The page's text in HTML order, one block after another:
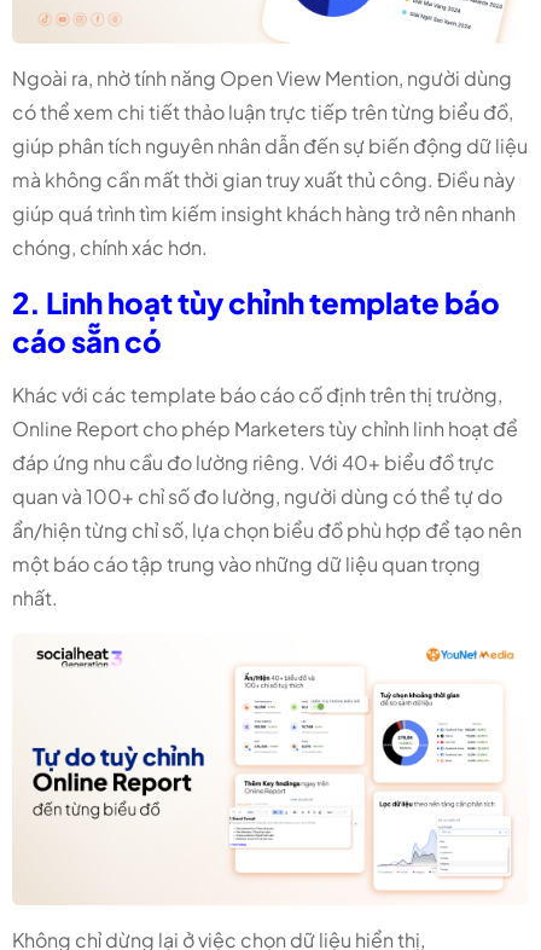
Ngoài ra, nhờ tính năng Open View Mention, người dùng
có thể xem chi tiết thảo luận trực tiếp trên từng biểu đồ,
giúp phân tích nguyên nhân dẫn đến sự biến động dữ liệu
mà không cần mất thời gian truy xuất thủ công. Điều này
giúp quá trình tìm kiếm insight khách hàng trở nên nhanh
chóng, chính xác hơn.
2. Linh hoạt tùy chỉnh template báo
cáo sẵn có
Khác với các template báo cáo cố định trên thị trường,
Online Report cho phép Marketers tùy chỉnh linh hoạt để
đáp ứng nhu cầu đo lường riêng. Với 40+ biểu đồ trực
quan và 100+ chỉ số đo lường, người dùng có thể tự do
ẩn/hiện từng chỉ số, lựa chọn biểu đồ phù hợp để tạo nên
một báo cáo tập trung vào những dữ liệu quan trọng
nhất.
Không chỉ dừng lại ở việc chọn dữ liệu hiển thị,